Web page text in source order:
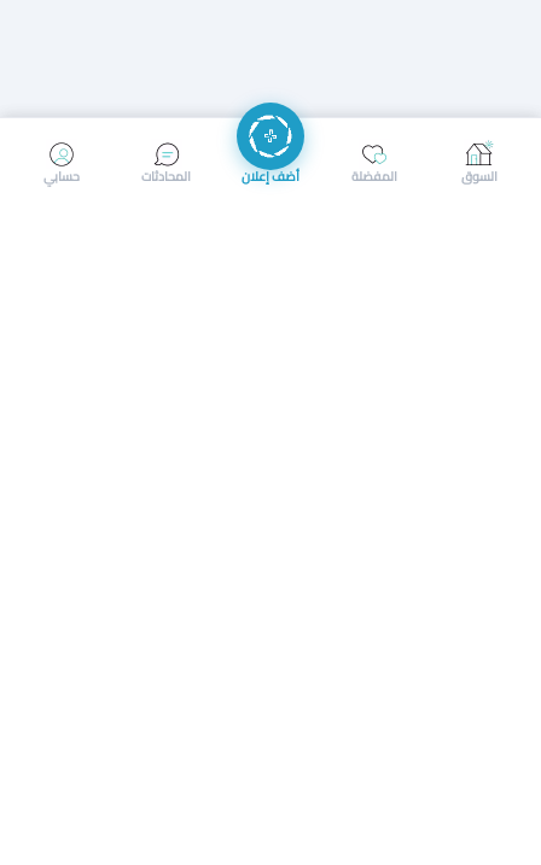
إرسال رسالة إجراء مكالمة
حسابي المحادثات أضف إعلان المفضلة السوق